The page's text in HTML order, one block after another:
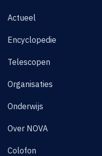
Actueel
Encyclopedie
Telescopen
Organisaties
Onderwijs
Over NOVA
Colofon